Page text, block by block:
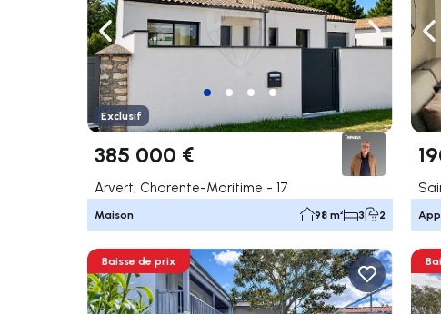
Naviguer vers la gauche Naviguer
Exclusif
385 000 €
Arvert, Charente-Maritime - 17
Maison 98 m² 3 2
Baisse de prix